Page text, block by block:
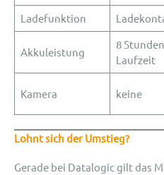
Ladefunktion
Akkuleistung
8 Stunden
Laufzeit
Kamera keine
Lohnt sich der Umstieg?
Gerade bei Datalogic gilt das